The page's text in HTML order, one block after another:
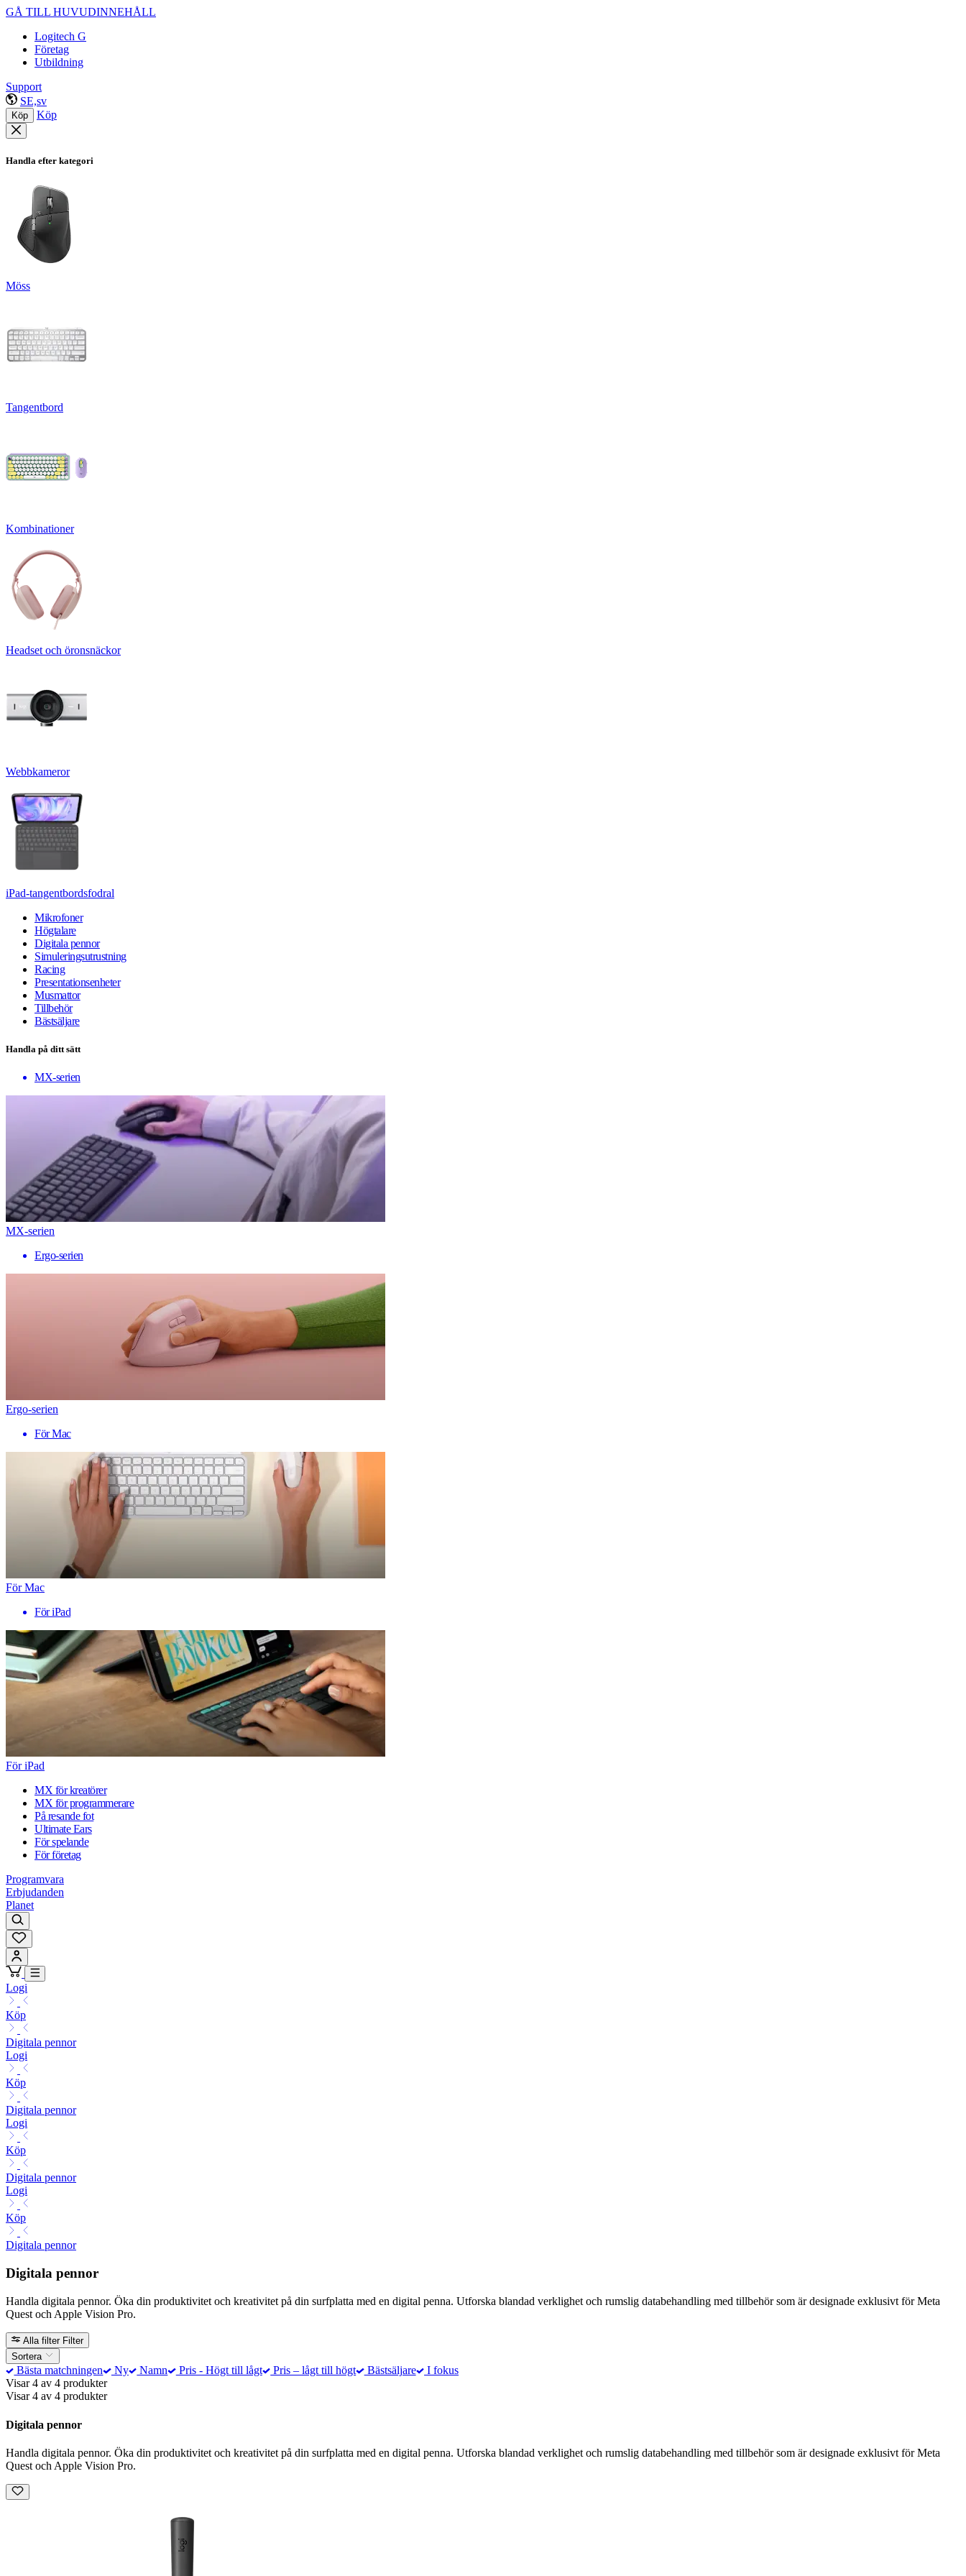
GÅ TILL HUVUDINNEHÅLL
Logitech G
Företag
Utbildning
Support
SE,sv
Köp Köp
Handla efter kategori
Möss
Tangentbord
Kombinationer
Headset och öronsnäckor
Webbkameror
iPad-tangentbordsfodral
Mikrofoner
Högtalare
Digitala pennor
Simuleringsutrustning
Racing
Presentationsenheter
Musmattor
Tillbehör
Bästsäljare
Handla på ditt sätt
MX-serien
MX-serien
Ergo-serien
Ergo-serien
För Mac
För Mac
För iPad
För iPad
MX för kreatörer
MX för programmerare
På resande fot
Ultimate Ears
För spelande
För företag
Programvara
Erbjudanden
Planet
Logi
Köp
Digitala pennor
Logi
Köp
Digitala pennor
Logi
Köp
Digitala pennor
Logi
Köp
Digitala pennor
Digitala pennor
Handla digitala pennor. Öka din produktivitet och kreativitet på din surfplatta med en digital penna. Utforska blandad verklighet och rumslig databehandling med tillbehör som är designade exklusivt för Meta
Quest och Apple Vision Pro.
Alla filter Filter
Sortera
Bästa matchningen Ny Namn Pris - Högt till lågt Pris – lågt till högt Bästsäljare
I fokus
Visar 4 av 4 produkter
Visar 4 av 4 produkter
Digitala pennor
Handla digitala pennor. Öka din produktivitet och kreativitet på din surfplatta med en digital penna. Utforska blandad verklighet och rumslig databehandling med tillbehör som är designade exklusivt för Meta
Quest och Apple Vision Pro.